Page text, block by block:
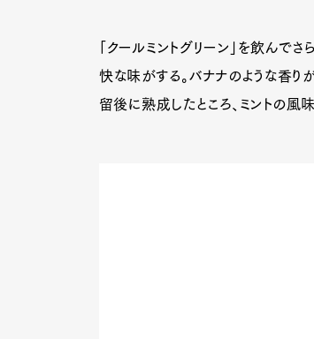
「クールミントグリーン」を飲ん
快な味がする。バナナのような香
留後に熟成したところ、ミントの風